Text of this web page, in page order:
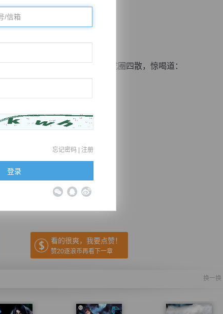
大手，给禁锢在了空中。
地上重重一杵，有着罡气成圈四散，惊喝道：
咎，你还敢动手！”
手机上阅读本书
下一章 快捷键→）
看的很爽，我要点赞！
赞20逐浪币再看下一章
换一换
忘记密码 | 注册
登录